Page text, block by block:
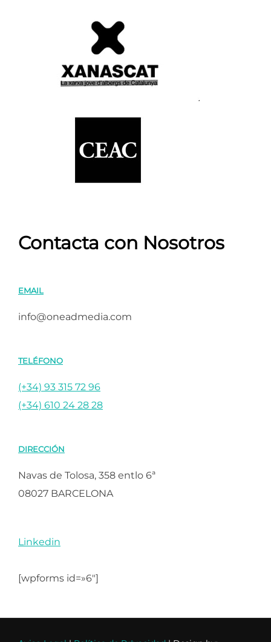
Contacta con Nosotros
EMAIL
info@oneadmedia.com
TELÉFONO
(+34) 93 315 72 96
(+34) 610 24 28 28
DIRECCIÓN
Navas de Tolosa, 358 entlo 6ª
08027 BARCELONA
Linkedin
[wpforms id=»6″]